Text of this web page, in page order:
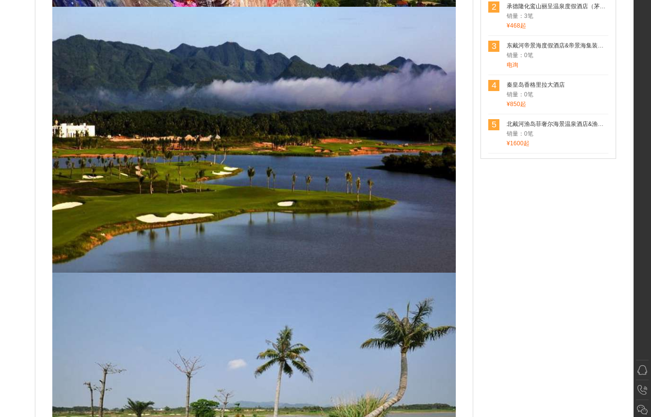
2
承德隆化鸾山丽呈温泉度假酒店（茅荆坝七家温泉村）
销量：3笔
¥468起
3
东戴河帝景海度假酒店&帝景海集装箱酒店
销量：0笔
电询
4
秦皇岛香格里拉大酒店
销量：0笔
¥850起
5
北戴河渔岛菲奢尔海景温泉酒店&渔岛菲奢尔森泽苑&渔岛菲奢尔度假酒店
销量：0笔
¥1600起